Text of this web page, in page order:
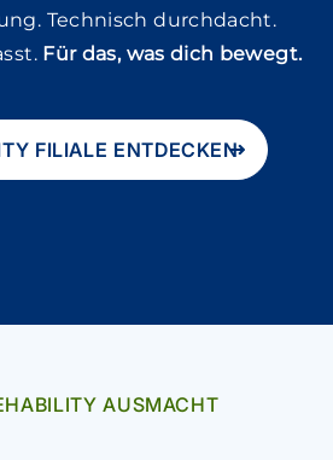
Technisch durchdacht.
Für das, was dich bewegt.
FILIALE ENTDECKEN
AUSMACHT